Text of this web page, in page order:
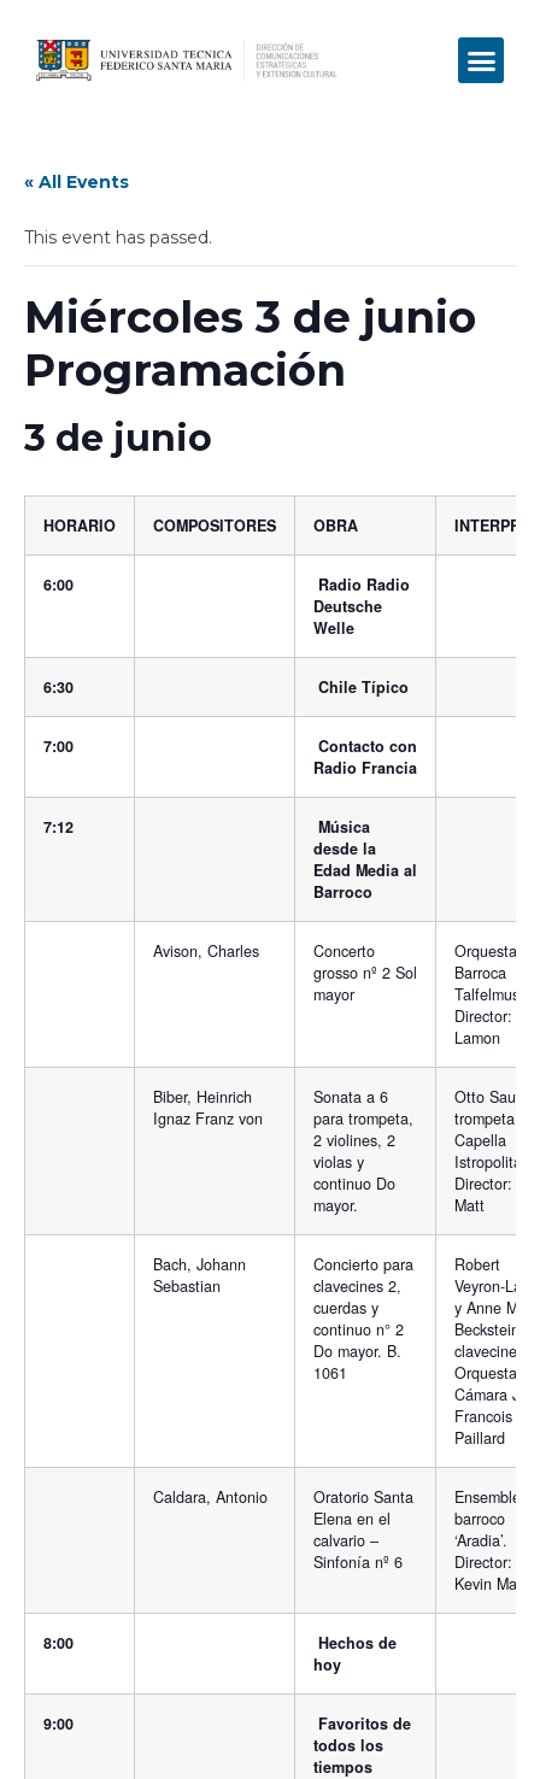
« All Events
This event has passed.
Miércoles 3 de junio
Programación
3 de junio
HORARIO COMPOSITORES OBRA
6:00
Radio Radio
Deutsche
Welle
6:30 Chile Típico
7:00
Contacto con
Radio Francia
7:12
Música
desde la
Edad Media al
Barroco
Avison, Charles
Concerto
grosso nº 2 Sol
mayor
Orquesta
Barroca
Talfelmusik.
Director:
Lamon
Biber, Heinrich
Ignaz Franz von
Sonata a 6
para trompeta,
2 violines, 2
violas y
continuo Do
mayor.
Otto Sauter,
trompeta y
Capella
Director:
Matt
Bach, Johann
Sebastian
Concierto para
clavecines 2,
cuerdas y
continuo n° 2
Do mayor. B.
1061
Robert
Veyron-
y Anne
Becksteiner,
clavecines y
Orquesta de
Cámara
Francois
Paillard
Caldara, Antonio
Oratorio Santa
Elena en el
calvario –
Sinfonía nº 6
Ensemble
barroco
‘Aradia’.
Director:
Kevin Mallon
8:00
Hechos de
hoy
9:00
Favoritos de
todos los
tiempos